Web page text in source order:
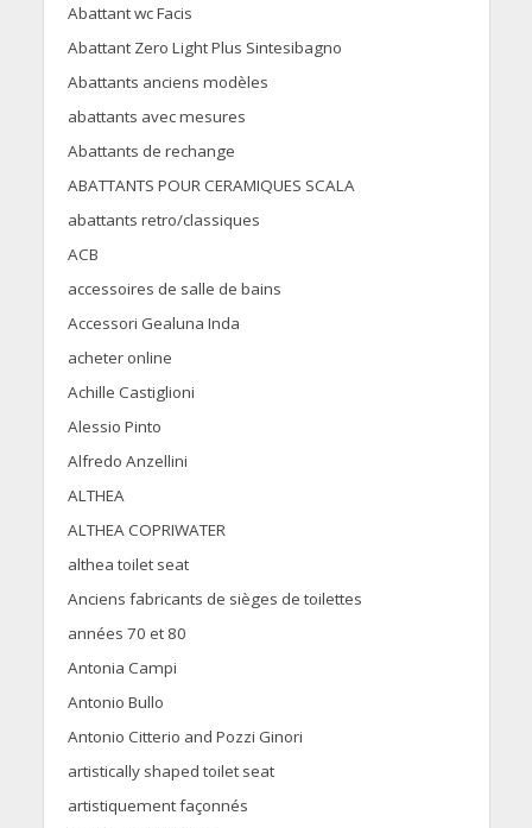
Abattant wc Facis
Abattant Zero Light Plus Sintesibagno
Abattants anciens modèles
abattants avec mesures
Abattants de rechange
ABATTANTS POUR CERAMIQUES SCALA
abattants retro/classiques
ACB
accessoires de salle de bains
Accessori Gealuna Inda
acheter online
Achille Castiglioni
Alessio Pinto
Alfredo Anzellini
ALTHEA
ALTHEA COPRIWATER
althea toilet seat
Anciens fabricants de sièges de toilettes
années 70 et 80
Antonia Campi
Antonio Bullo
Antonio Citterio and Pozzi Ginori
artistically shaped toilet seat
artistiquement façonnés